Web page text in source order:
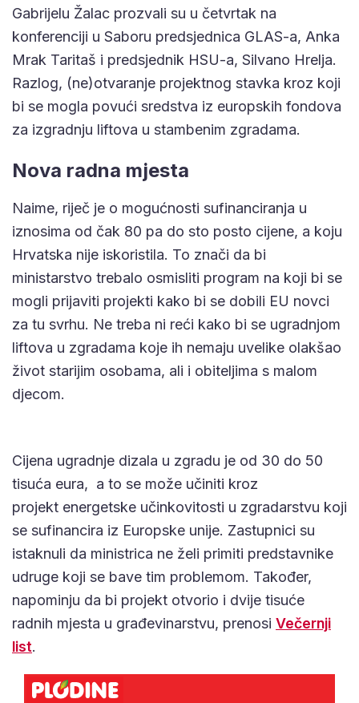
Gabrijelu Žalac prozvali su u četvrtak na
konferenciji u Saboru predsjednica GLAS-a, Anka
Mrak Taritaš i predsjednik HSU-a, Silvano Hrelja.
Razlog, (ne)otvaranje projektnog stavka kroz koji
bi se mogla povući sredstva iz europskih fondova
za izgradnju liftova u stambenim zgradama.
Nova radna mjesta
Naime, riječ je o mogućnosti sufinanciranja u
iznosima od čak 80 pa do sto posto cijene, a koju
Hrvatska nije iskoristila. To znači da bi
ministarstvo trebalo osmisliti program na koji bi se
mogli prijaviti projekti kako bi se dobili EU novci
za tu svrhu. Ne treba ni reći kako bi se ugradnjom
liftova u zgradama koje ih nemaju uvelike olakšao
život starijim osobama, ali i obiteljima s malom
djecom.
Cijena ugradnje dizala u zgradu je od 30 do 50
tisuća eura, a to se može učiniti kroz
projekt energetske učinkovitosti u zgradarstvu koji
se sufinancira iz Europske unije. Zastupnici su
istaknuli da ministrica ne želi primiti predstavnike
udruge koji se bave tim problemom. Također,
napominju da bi projekt otvorio i dvije tisuće
radnih mjesta u građevinarstvu, prenosi Večernji
list.